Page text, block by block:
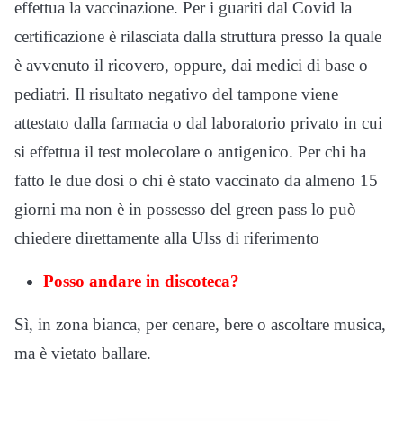
effettua la vaccinazione. Per i guariti dal Covid la
certificazione è rilasciata dalla struttura presso la quale
è avvenuto il ricovero, oppure, dai medici di base o
pediatri. Il risultato negativo del tampone viene
attestato dalla farmacia o dal laboratorio privato in cui
si effettua il test molecolare o antigenico. Per chi ha
fatto le due dosi o chi è stato vaccinato da almeno 15
giorni ma non è in possesso del green pass lo può
chiedere direttamente alla Ulss di riferimento
Posso andare in discoteca?
Sì, in zona bianca, per cenare, bere o ascoltare musica,
ma è vietato ballare.